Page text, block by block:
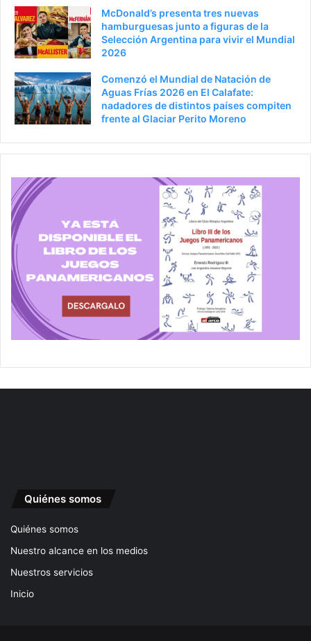
McDonald’s presenta tres nuevas
hamburguesas junto a figuras de la
Selección Argentina para vivir el Mundial
2026
Comenzó el Mundial de Natación de
Aguas Frías 2026 en El Calafate:
nadadores de distintos países compiten
frente al Glaciar Perito Moreno
Quiénes somos
Quiénes somos
Nuestro alcance en los medios
Nuestros servicios
Inicio